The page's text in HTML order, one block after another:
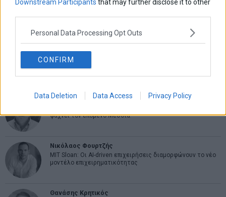
Downstream Participants that may further disclose it to other
Personal Data Processing Opt Outs
CONFIRM
Data Deletion Data Access Privacy Policy
Εύη Φραγκάκη
Σταματίνα Σταματάκου
Η βία κατά των ζώων δεν αντέχει βολικές ερμηνείες
Δημήτρης Καμπουράκης
ψάχνει τον επόμενο Μεσσία
Νικόλαος Φουρτζής
MIT Sloan: Οι AI-driven επιχειρήσεις διαμορφώνουν το νέο
μοντέλο επιχειρηματικότητας
Θανάσης Κρητικός